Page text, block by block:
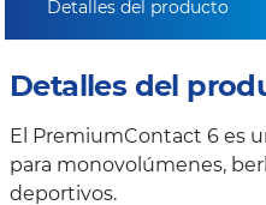
Detalles del producto
Detalles del
El PremiumContact 6 es
para monovolúmenes,
deportivos.